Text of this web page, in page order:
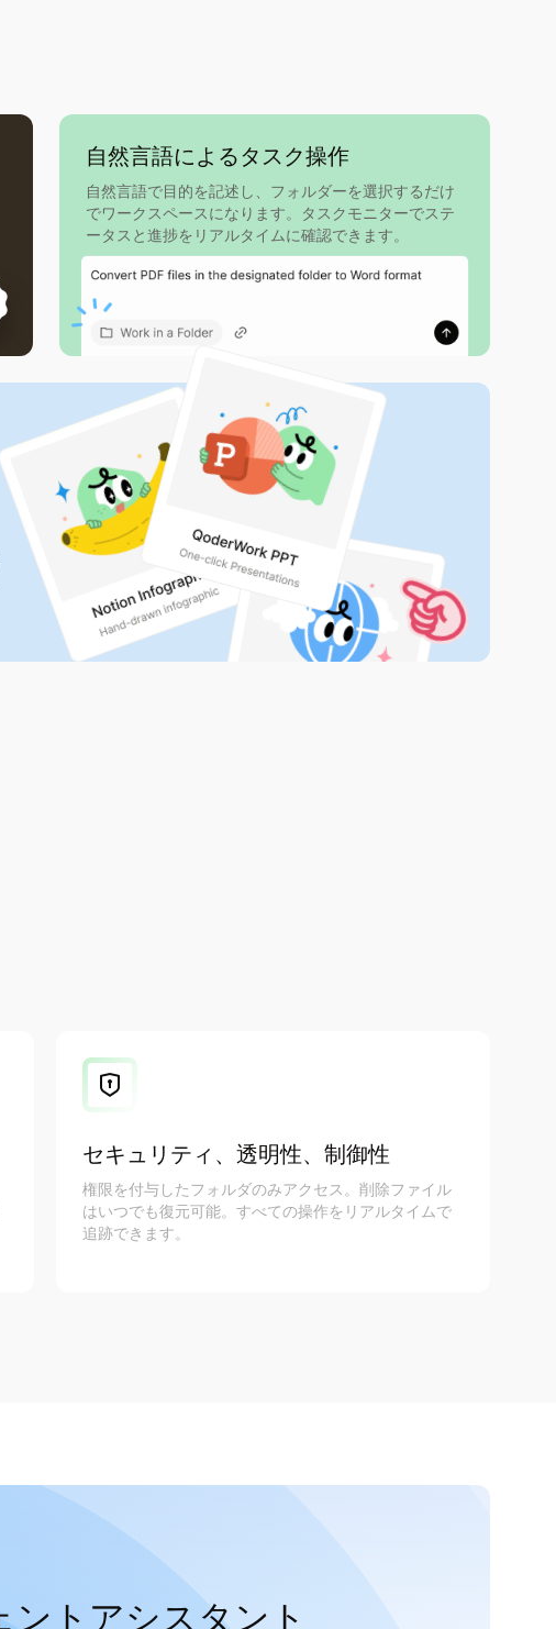
自然言語によるタスク操作
自然言語で目的を記述し、フォルダーを選択するだけ
でワークスペースになります。タスクモニターでステ
ータスと進捗をリアルタイムに確認できます。
セキュリティ、透明性、制御性
権限を付与したフォルダのみアクセス。削除ファイル
はいつでも復元可能。すべての操作をリアルタイムで
追跡できます。
トアシスタント